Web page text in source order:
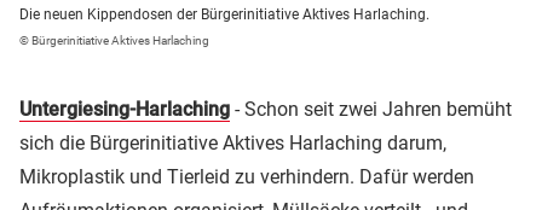
Die neuen Kippendosen der Bürgerinitiative Aktives Harlaching.
© Bürgerinitiative Aktives Harlaching
Untergiesing-Harlaching - Schon seit zwei Jahren bemüht
sich die Bürgerinitiative Aktives Harlaching darum,
Mikroplastik und Tierleid zu verhindern. Dafür werden